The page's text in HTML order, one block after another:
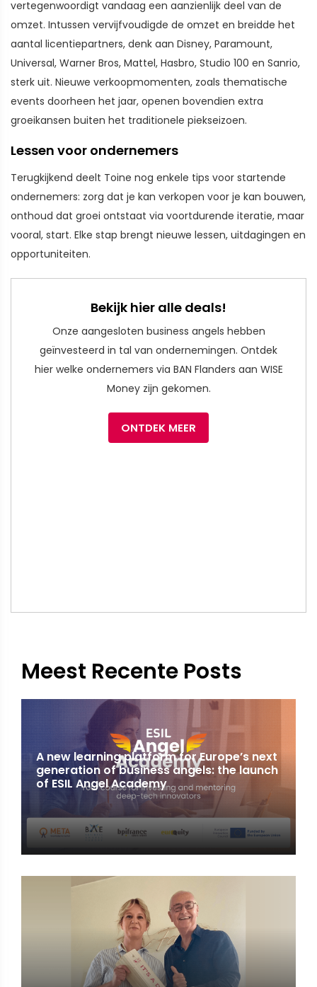
vertegenwoordigt vandaag een aanzienlijk deel van de
omzet. Intussen vervijfvoudigde de omzet en breidde het
aantal licentiepartners, denk aan Disney, Paramount,
Universal, Warner Bros, Mattel, Hasbro, Studio 100 en Sanrio,
sterk uit. Nieuwe verkoopmomenten, zoals thematische
events doorheen het jaar, openen bovendien extra
groeikansen buiten het traditionele piekseizoen.
Lessen voor ondernemers
Terugkijkend deelt Toine nog enkele tips voor startende
ondernemers: zorg dat je kan verkopen voor je kan bouwen,
onthoud dat groei ontstaat via voortdurende iteratie, maar
vooral, start. Elke stap brengt nieuwe lessen, uitdagingen en
opportuniteiten.
Bekijk hier alle deals!
Onze aangesloten business angels hebben
geïnvesteerd in tal van ondernemingen. Ontdek
hier welke ondernemers via BAN Flanders aan WISE
Money zijn gekomen.
ONTDEK MEER
Meest Recente Posts
A new learning platform for Europe’s next
generation of business angels: the launch
of ESIL Angel Academy